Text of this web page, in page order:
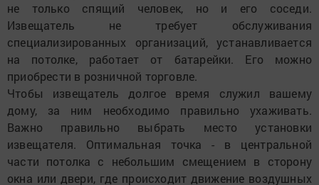
не только спящий человек, но и его соседи.
Извещатель не требует обслуживания
специализированных организаций, устанавливается
на потолке, работает от батарейки. Его можно
приобрести в розничной торговле.
Чтобы извещатель долгое время служил вашему
дому, за ним необходимо правильно ухаживать.
Важно правильно выбрать место установки
извещателя. Оптимальная точка - в центральной
части потолка с небольшим смещением в сторону
окна или двери, где происходит движение воздушных